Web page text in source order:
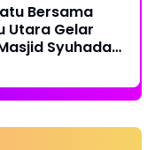
Bersama
Utara Gelar
Syuhada